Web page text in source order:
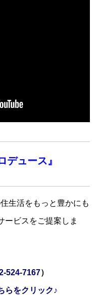
デュース』
生活をもっと豊かにも
ービスをご提案しま
524-7167）
らをクリック♪